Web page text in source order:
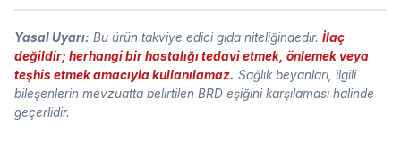
Yasal Uyarı: Bu ürün takviye edici gıda niteliğindedir. İlaç
değildir; herhangi bir hastalığı tedavi etmek, önlemek veya
teşhis etmek amacıyla kullanılamaz. Sağlık beyanları, ilgili
bileşenlerin mevzuatta belirtilen BRD eşiğini karşılaması halinde
geçerlidir.